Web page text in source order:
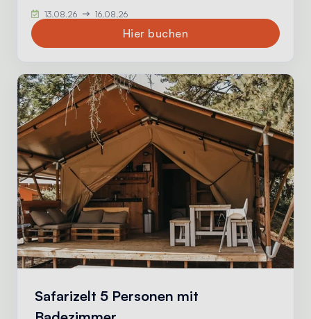
13.08.26 16.08.26
Hier buchen
Safarizelt 5 Personen mit